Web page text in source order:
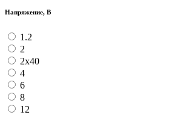
Напряжение, В
1.2
2
2х40
4
6
8
12